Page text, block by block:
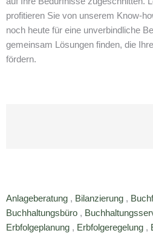
profitieren Sie von unserem Know-
noch heute für eine unverbindliche
gemeinsam Lösungen finden, die
fördern.
Anlageberatung , Bilanzierung ,
Buchhaltungsbüro ,
Erbfolgeplanung , Erbfolgeregelung ,